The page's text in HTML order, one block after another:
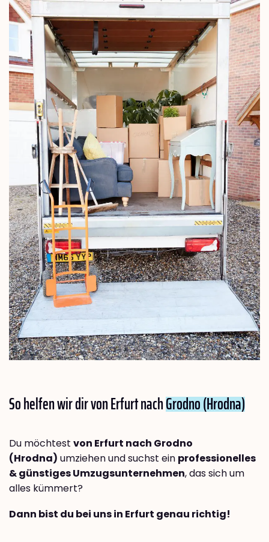
So helfen wir dir von Erfurt nachGrodno (Hrodna)
Du möchtest von Erfurt nach Grodno
(Hrodna) umziehen und suchst ein professionelles
& günstiges Umzugsunternehmen, das sich um
alles kümmert?
Dann bist du bei uns in Erfurt genau richtig!